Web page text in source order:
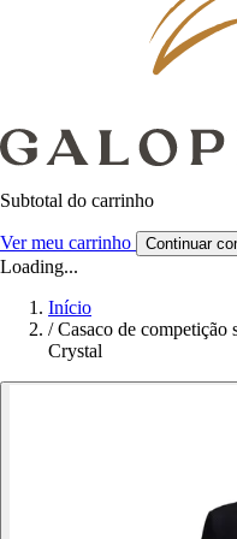
Subtotal do carrinho
Ver meu carrinho Continuar
Loading...
Início
/ Casaco de competição
Crystal